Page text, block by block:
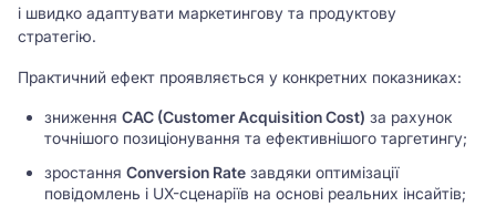
і швидко адаптувати маркетингову та продуктову
стратегію.
Практичний ефект проявляється у конкретних показниках:
зниження CAC (Customer Acquisition Cost) за рахунок
точнішого позиціонування та ефективнішого таргетингу;
зростання Conversion Rate завдяки оптимізації
повідомлень і UX-сценаріїв на основі реальних інсайтів;